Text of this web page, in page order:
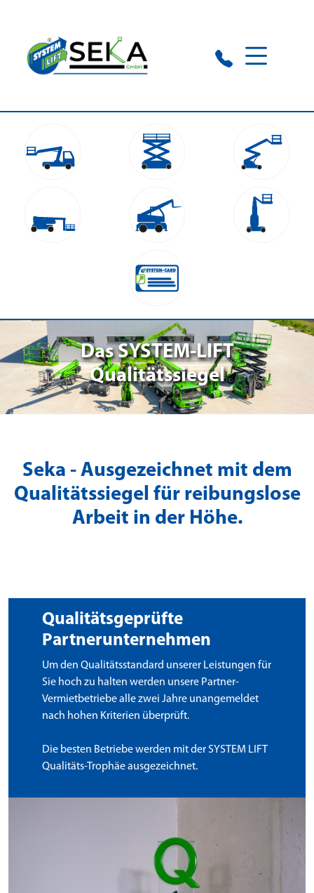
Nettetal:+49 174 1923768
Das SYSTEM-LIFT
Qualitätssiegel
Seka - Ausgezeichnet mit dem
Qualitätssiegel für reibungslose
Arbeit in der Höhe.
Qualitätsgeprüfte
Partnerunternehmen
Um den Qualitätsstandard unserer Leistungen für
Sie hoch zu halten werden unsere Partner-
Vermietbetriebe alle zwei Jahre unangemeldet
nach hohen Kriterien überprüft.
Die besten Betriebe werden mit der SYSTEM LIFT
Qualitäts-Trophäe ausgezeichnet.